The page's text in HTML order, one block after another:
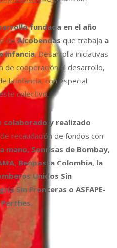
fundada en el año
deAlcobendas que trabaja a
infancia. Desarrolla iniciativas
de cooperación al desarrollo,
la infancia, con especial
colectivo.
colaborado y realizado
de recaudación de fondos con
mano, Sonrisas de Bombay,
Benposta Colombia, la
Unidos Sin
Sin Fronteras o ASFAPE-